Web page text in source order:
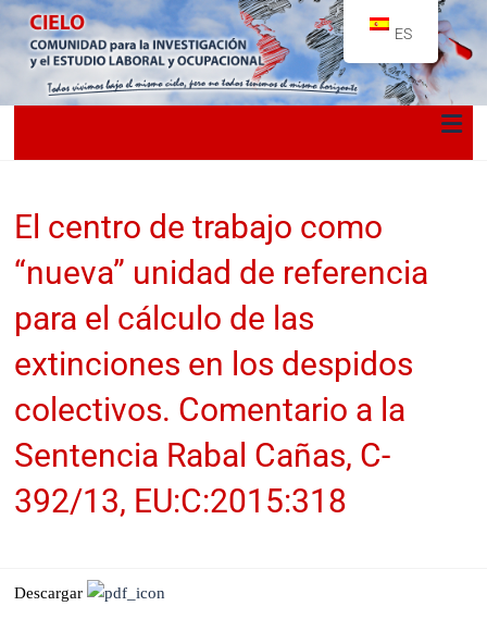
El centro de trabajo como
“nueva” unidad de referencia
para el cálculo de las
extinciones en los despidos
colectivos. Comentario a la
Sentencia Rabal Cañas, C-
392/13, EU:C:2015:318
Descargar
ES